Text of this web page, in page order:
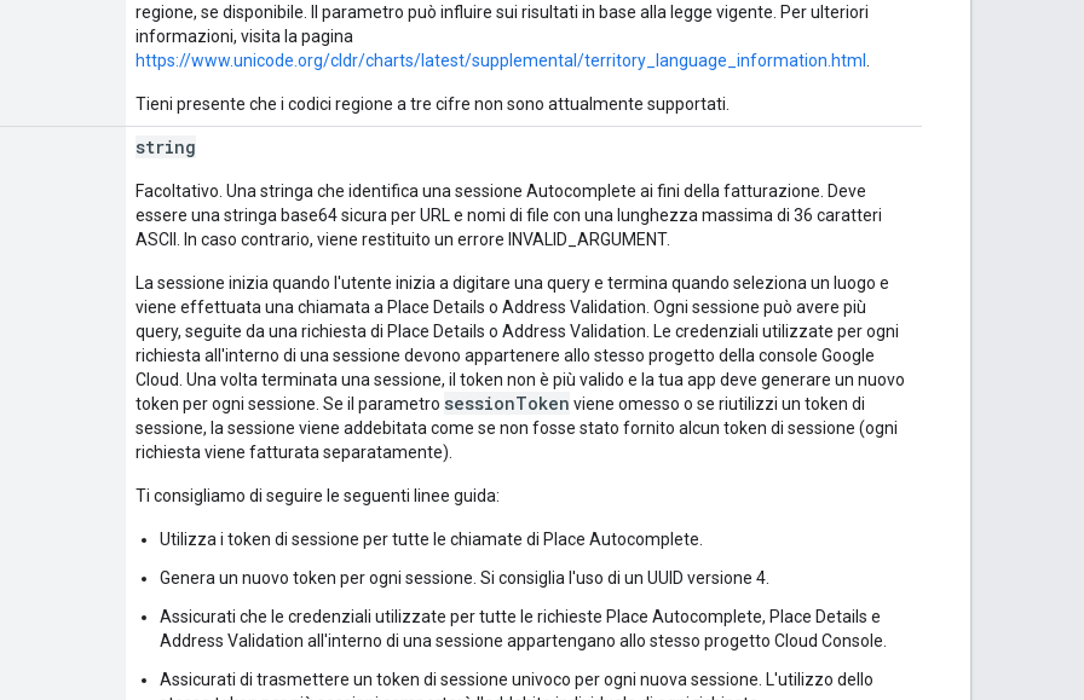
regione, se disponibile. Il parametro può influire sui risultati in base alla legge vigente. Per ulteriori
informazioni, visita la pagina
https://www.unicode.org/cldr/charts/latest/supplemental/territory_language_information.html
Tieni presente che i codici regione a tre cifre non sono attualmente supportati.
string
Facoltativo. Una stringa che identifica una sessione Autocomplete ai fini della fatturazione. Deve
essere una stringa base64 sicura per URL e nomi di file con una lunghezza massima di 36 caratteri
ASCII. In caso contrario, viene restituito un errore INVALID_ARGUMENT.
La sessione inizia quando l'utente inizia a digitare una query e termina quando seleziona un luogo e
viene effettuata una chiamata a Place Details o Address Validation. Ogni sessione può avere più
query, seguite da una richiesta di Place Details o Address Validation. Le credenziali utilizzate per ogni
richiesta all'interno di una sessione devono appartenere allo stesso progetto della console Google
Cloud. Una volta terminata una sessione, il token non è più valido e la tua app deve generare un nuovo
token per ogni sessione. Se il parametro sessionToken viene omesso o se riutilizzi un token di
sessione, la sessione viene addebitata come se non fosse stato fornito alcun token di sessione (ogni
richiesta viene fatturata separatamente).
Ti consigliamo di seguire le seguenti linee guida:
Utilizza i token di sessione per tutte le chiamate di Place Autocomplete.
Genera un nuovo token per ogni sessione. Si consiglia l'uso di un UUID versione 4.
Assicurati che le credenziali utilizzate per tutte le richieste Place Autocomplete, Place Details e
Address Validation all'interno di una sessione appartengano allo stesso progetto Cloud Console.
Assicurati di trasmettere un token di sessione univoco per ogni nuova sessione. L'utilizzo dello